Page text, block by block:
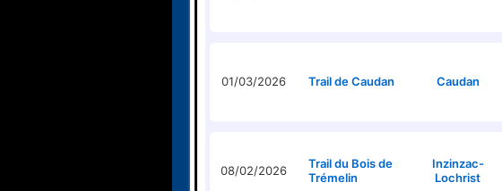
01/03/2026 Trail de Caudan Caudan
08/02/2026
Trail du Bois de
Trémelin
Inzinzac-
Lochrist